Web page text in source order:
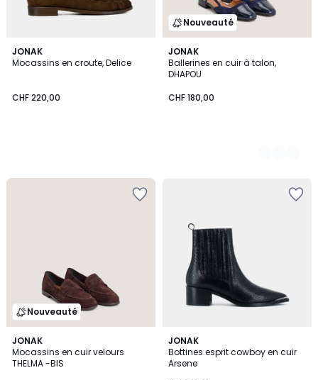
JONAK
Mocassins en croute, Delice
CHF 220,00
Nouveauté
JONAK
Ballerines en cuir à talon,
DHAPOU
CHF 180,00
3
Couleurs
Nouveauté
JONAK
Mocassins en cuir velours
THELMA -BIS
JONAK
Bottines esprit cowboy en cuir
Arsene
4
/
5